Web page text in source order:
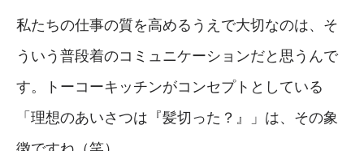
私たちの仕事の質を高めるうえで大切なのは、そ
ういう普段着のコミュニケーションだと思うんで
す。トーコーキッチンがコンセプトとしている
「理想のあいさつは『髪切った？』」は、その象